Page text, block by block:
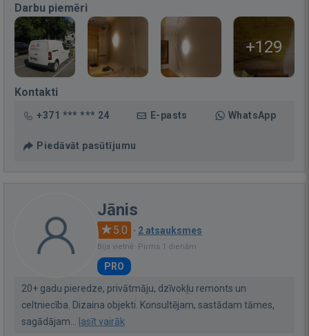
Darbu piemēri
+129
Kontakti
+371 *** *** 24 E-pasts WhatsApp
Piedāvāt pasūtījumu
Jānis
5.0 · 2 atsauksmes
Bija vietnē: Pirms 1 dienām
PRO
20+ gadu pieredze, privātmāju, dzīvokļu remonts un
celtniecība. Dizaina objekti. Konsultējam, sastādam tāmes,
sagādājam... lasīt vairāk